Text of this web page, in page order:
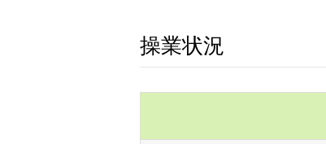
操業状況